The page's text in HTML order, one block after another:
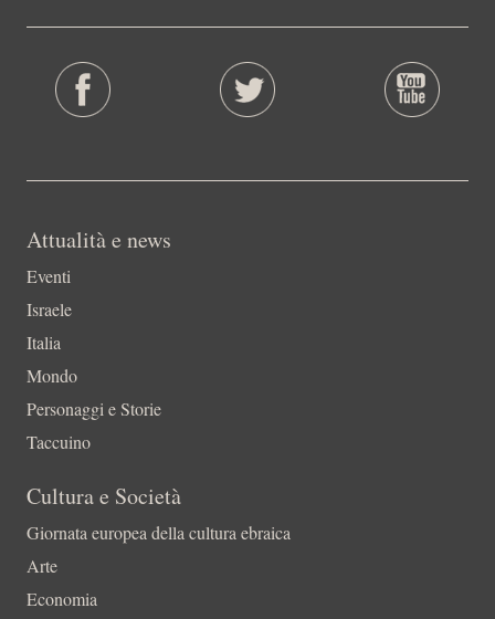
Attualità e news
Eventi
Israele
Italia
Mondo
Personaggi e Storie
Taccuino
Cultura e Società
Giornata europea della cultura ebraica
Arte
Economia